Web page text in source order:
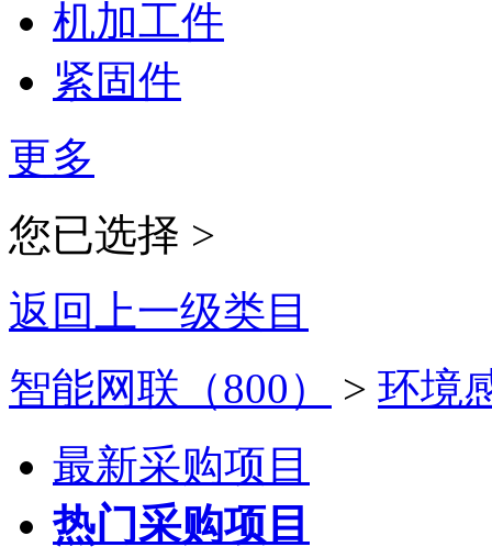
机加工件
紧固件
更多
您已选择 >
返回上一级类目
智能网联（800）
> 环境
最新采购项目
热门采购项目